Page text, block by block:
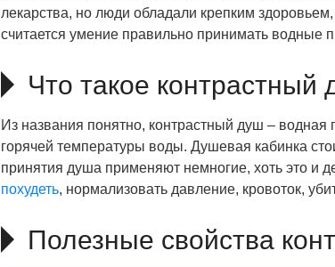
лекарства, но люди обладали крепким
считается умение правильно принимать водные
Что такое контрастный
Из названия понятно, контрастный душ – водная
горячей температуры воды. Душевая кабинка
принятия душа применяют немногие, хоть это и
похудеть, нормализовать давление, кровоток,
Полезные свойства